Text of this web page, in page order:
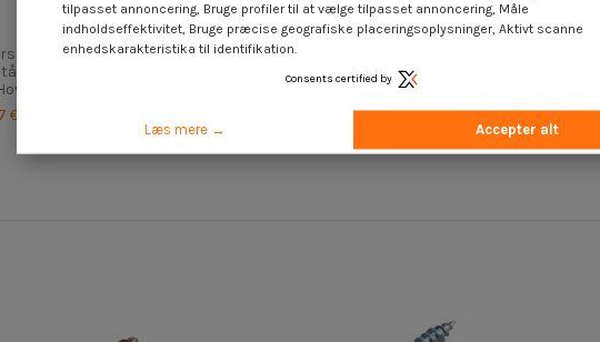
med skivehoved
A2 8X60 Gevind 36 T40
20
€
Skrue hængsel 7X50 Fuld trÃ¥d T30
Rustfrit stål A2
tilpasset annoncering, Bruge profiler til at vælge tilpasset annoncering, Måle
indholdseffektivitet, Bruge præcise geografiske placeringsoplysninger, Aktivt scanne
enhedskarakteristika til identifikation.
Consents certified by
Læs mere → Accepter alt